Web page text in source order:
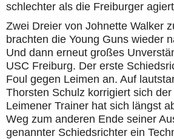
schlechter als die Freiburger
Zwei Dreier von Johnette Walker
brachten die Young Guns wieder
Und dann erneut großes
USC Freiburg. Der erste
Foul gegen Leimen an. Auf
Thorsten Schulz korrigiert sich
Leimener Trainer hat sich längst
Weg zum anderen Ende seiner
genannter Schiedsrichter ein